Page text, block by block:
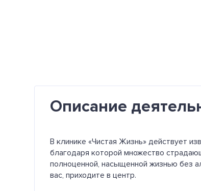
Описание
В клинике «Чистая Жизнь» действует
благодаря которой множество
полноценной, насыщенной жизнью без
вас, приходите в центр.